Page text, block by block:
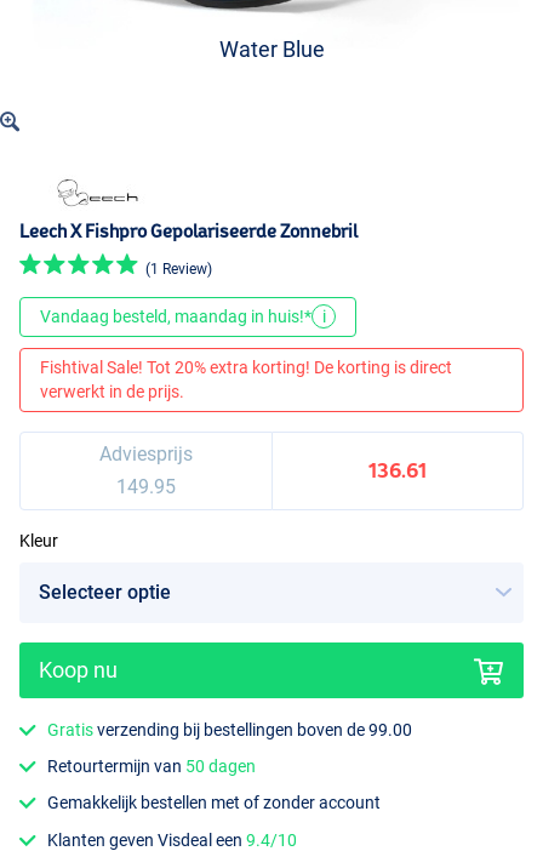
Water Blue
Fire Red
Leech X Fishpro Gepolariseerde Zonnebril
(1 Review)
Vandaag besteld, maandag in huis!* i
Fishtival Sale! Tot 20% extra korting! De korting is direct
verwerkt in de prijs.
Adviesprijs
149.95
136.61
Kleur
Koop nu
Gratisverzending bij bestellingen boven de 99.00
Retourtermijn van 50 dagen
Gemakkelijk bestellen met of zonder account
Klanten geven Visdeal een9.4/10